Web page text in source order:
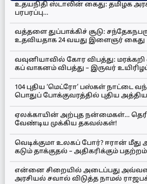
உதயநிதி ஸ்டாலின் கைது: தமிழக
பரபரப்பு…
வத்தளை துப்பாக்கிச் சூடு:
உதவியதாக 24 வயது இளைஞர் கைது
வவுனியாவில் கோர விபத்து:
கப் வாகனம் விபத்து – இருவர்
104 புதிய ‘மெட்ரோ’ பஸ்கள் நாட்டை
பொதுப் போக்குவரத்தில் புதிய
ஏலக்காயின் அற்புத நன்மைகள்…
வேண்டிய முக்கிய தகவல்கள்!
வெடிக்குமா உலகப் போர்? ஈரான் மீது
கடும் தாக்குதல் – அதிகரிக்கும் பதற்றம்
என்னை சிறையில் அடைப்பது
அரசியல் சவால் விடுத்த நாமல்